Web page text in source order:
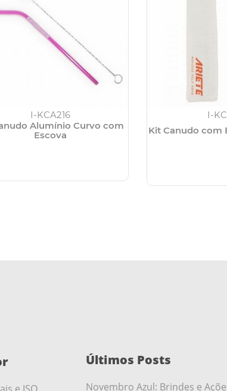
I-KCA216
Alumínio Curvo com
Escova
I-
Kit Canudo com
Últimos Posts
Novembro Azul: Brindes e